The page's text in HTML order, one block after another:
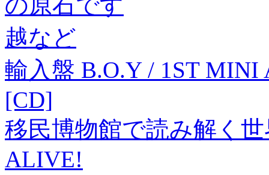
越など
輸入盤 B.O.Y / 1ST MINI
[CD]
移民博物館で読み解く
ALIVE!